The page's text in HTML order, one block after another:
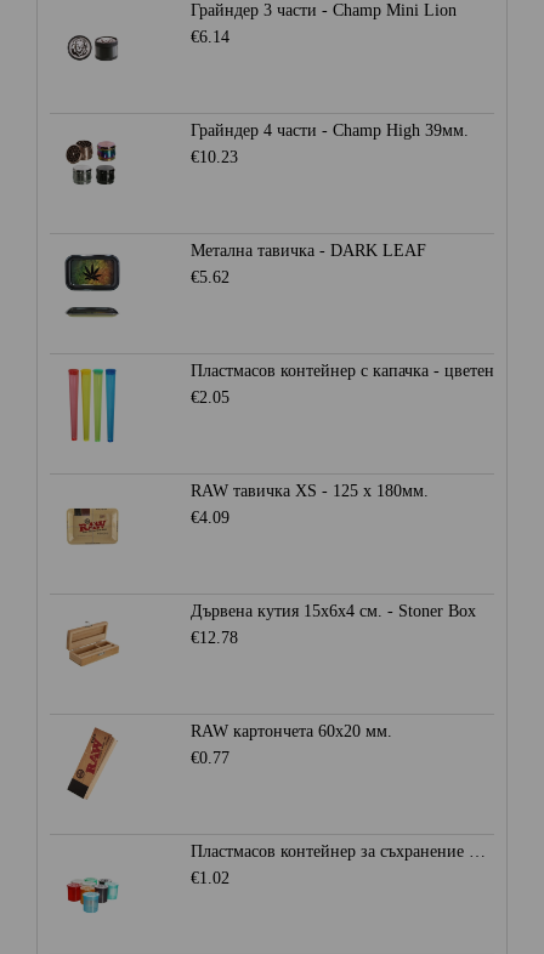
Грайндер 3 части - Champ Mini Lion
€6.14
Грайндер 4 части - Champ High 39мм.
€10.23
Метална тавичка - DARK LEAF
€5.62
Пластмасов контейнер с капачка - цветен
€2.05
RAW тавичка XS - 125 x 180мм.
€4.09
Дървена кутия 15x6x4 см. - Stoner Box
€12.78
RAW картончета 60x20 мм.
€0.77
Пластмасов контейнер за съхранение Ø28мм. - Heisenberg
€1.02